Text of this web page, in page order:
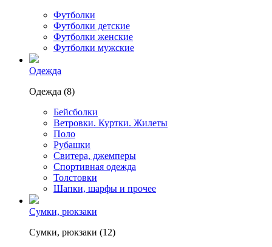
Футболки
Футболки детские
Футболки женские
Футболки мужские
Одежда
Одежда (8)
Бейсболки
Ветровки. Куртки. Жилеты
Поло
Рубашки
Свитера, джемперы
Спортивная одежда
Толстовки
Шапки, шарфы и прочее
Сумки, рюкзаки
Сумки, рюкзаки (12)